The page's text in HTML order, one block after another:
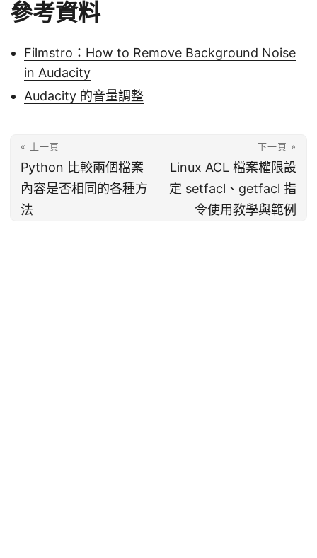
參考資料
Filmstro：How to Remove Background Noise
in Audacity
Audacity 的音量調整
« 上一頁
Python 比較兩個檔案
內容是否相同的各種方
法
下一頁 »
Linux ACL 檔案權限設
定 setfacl、getfacl 指
令使用教學與範例